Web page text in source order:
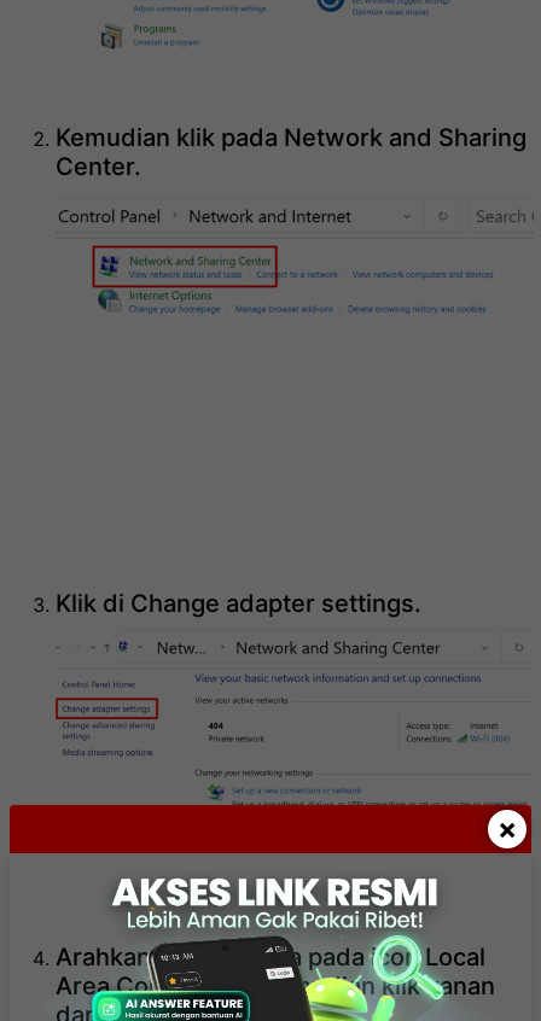
×
Kemudian klik pada Network and Sharing
Center.
Klik di Change adapter settings.
Arahkan mouse Anda pada icon Local
Area Connection, kemudian klik kanan
dan pilih Properties.